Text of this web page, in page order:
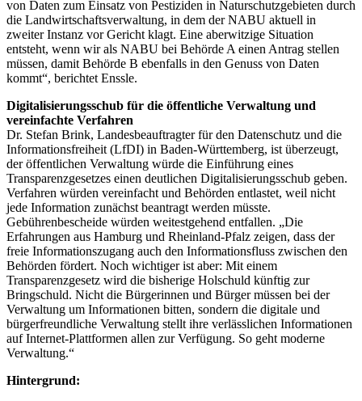
von Daten zum Einsatz von Pestiziden in Naturschutzgebieten durch
die Landwirtschaftsverwaltung, in dem der NABU aktuell in
zweiter Instanz vor Gericht klagt. Eine aberwitzige Situation
entsteht, wenn wir als NABU bei Behörde A einen Antrag stellen
müssen, damit Behörde B ebenfalls in den Genuss von Daten
kommt“, berichtet Enssle.
Digitalisierungsschub für die öffentliche Verwaltung und
vereinfachte Verfahren
Dr. Stefan Brink, Landesbeauftragter für den Datenschutz und die
Informationsfreiheit (LfDI) in Baden-Württemberg, ist überzeugt,
der öffentlichen Verwaltung würde die Einführung eines
Transparenzgesetzes einen deutlichen Digitalisierungsschub geben.
Verfahren würden vereinfacht und Behörden entlastet, weil nicht
jede Information zunächst beantragt werden müsste.
Gebührenbescheide würden weitestgehend entfallen. „Die
Erfahrungen aus Hamburg und Rheinland-Pfalz zeigen, dass der
freie Informationszugang auch den Informationsfluss zwischen den
Behörden fördert. Noch wichtiger ist aber: Mit einem
Transparenzgesetz wird die bisherige Holschuld künftig zur
Bringschuld. Nicht die Bürgerinnen und Bürger müssen bei der
Verwaltung um Informationen bitten, sondern die digitale und
bürgerfreundliche Verwaltung stellt ihre verlässlichen Informationen
auf Internet-Plattformen allen zur Verfügung. So geht moderne
Verwaltung.“
Hintergrund: